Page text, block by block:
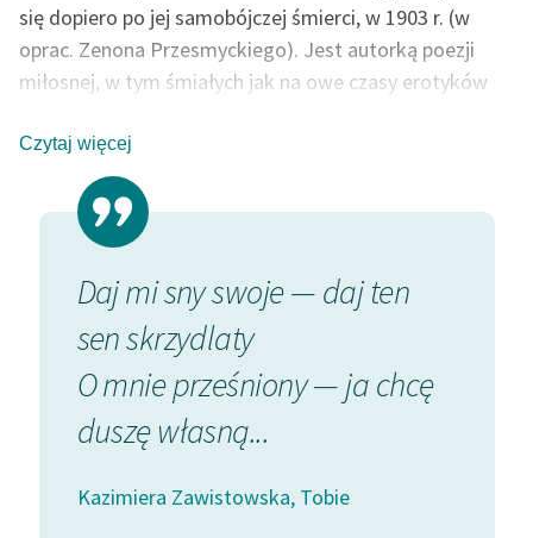
się dopiero po jej samobójczej śmierci, w 1903 r. (w
oprac. Zenona Przesmyckiego). Jest autorką poezji
miłosnej, w tym śmiałych jak na owe czasy erotyków
tematy prowadziły poetkę do progu mistyki.
Tłumaczyła symbolistów i parnasistów francuskich i
belgijskich: Ch. Baudelaire'a, P. Verlaine'a, A. Samaina, A.
Mockela.
Czytaj więcej
Daj mi sny swoje — daj ten
sen skrzydlaty
O mnie prześniony — ja chcę
duszę własną...
Kazimiera Zawistowska, Tobie